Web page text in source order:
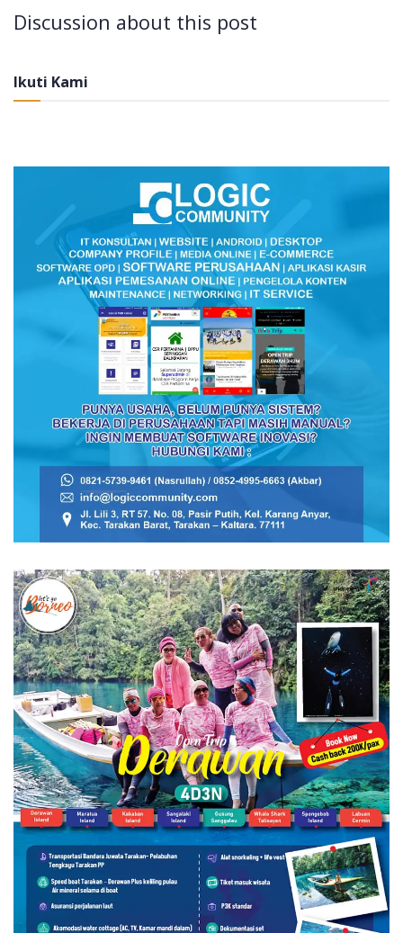
Discussion about this post
Ikuti Kami